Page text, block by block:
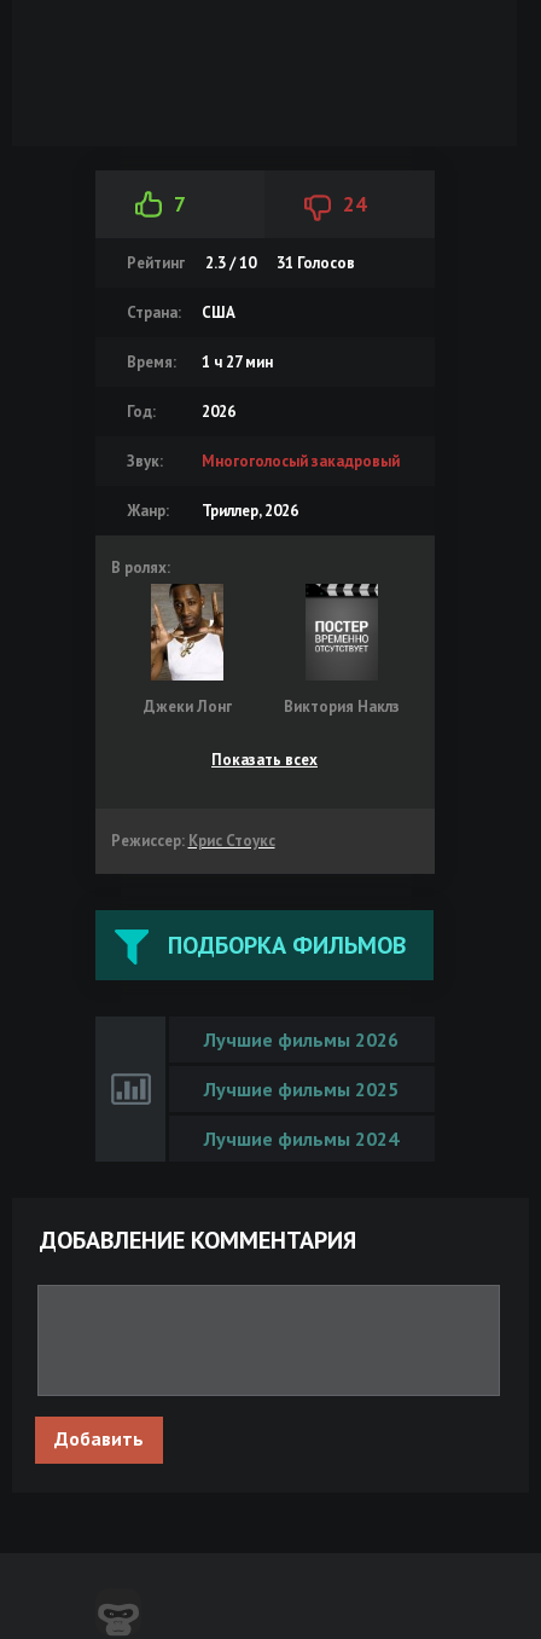
7 24
Рейтинг 2.3 / 10 31 Голосов
Страна: США
Время: 1 ч 27 мин
Год: 2026
Звук: Многоголосый закадровый
Жанр: Триллер, 2026
В ролях:
Джеки Лонг Виктория Наклз
Показать всех
Режиссер: Крис Стоукс
ПОДБОРКА ФИЛЬМОВ
Лучшие фильмы 2026
Лучшие фильмы 2025
Лучшие фильмы 2024
ДОБАВЛЕНИЕ КОММЕНТАРИЯ
Добавить